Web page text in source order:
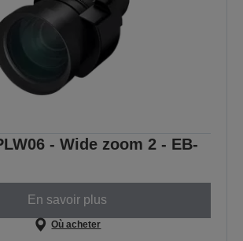
- Wide zoom 2 - EB-
En savoir plus
Où acheter